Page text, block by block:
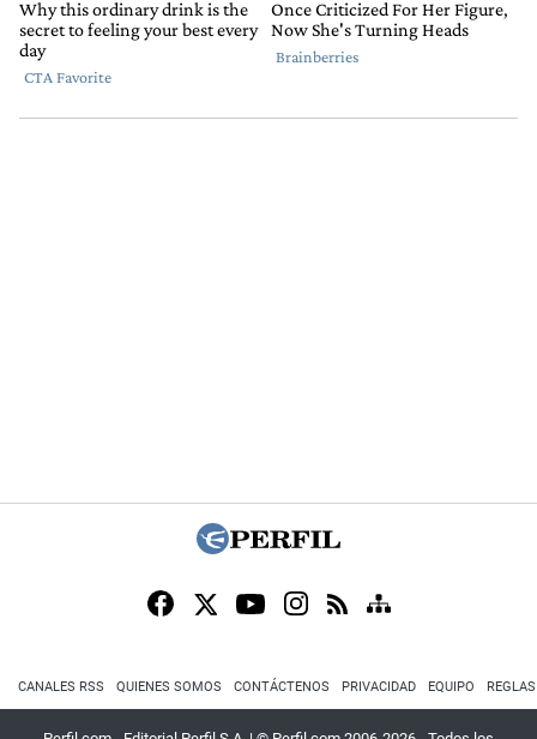
CANALES RSS QUIENES SOMOS CONTÁCTENOS PRIVACIDAD EQUIPO